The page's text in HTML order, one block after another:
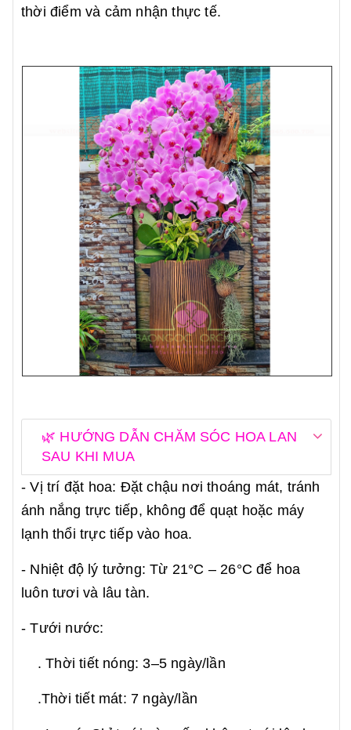
thời điểm và cảm nhận thực tế.
🌿 HƯỚNG DẪN CHĂM SÓC HOA LAN
SAU KHI MUA
- Vị trí đặt hoa: Đặt chậu nơi thoáng mát, tránh
ánh nắng trực tiếp, không để quạt hoặc máy
lạnh thổi trực tiếp vào hoa.
- Nhiệt độ lý tưởng: Từ 21°C – 26°C để hoa
luôn tươi và lâu tàn.
- Tưới nước:
. Thời tiết nóng: 3–5 ngày/lần
.Thời tiết mát: 7 ngày/lần